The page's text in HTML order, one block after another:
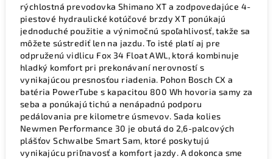
rýchlostná prevodovka Shimano XT a zodpovedajúce 4-
piestové hydraulické kotúčové brzdy XT ponúkajú
jednoduché použitie a výnimočnú spoľahlivosť, takže sa
môžete sústrediť len na jazdu. To isté platí aj pre
odpruženú vidlicu Fox 34 Float AWL, ktorá kombinuje
hladký komfort pri prekonávaní nerovností s
vynikajúcou presnosťou riadenia. Pohon Bosch CX a
batéria PowerTube s kapacitou 800 Wh hovoria samy za
seba a ponúkajú tichú a nenápadnú podporu
pedálovania pre kilometre úsmevov. Sada kolies
Newmen Performance 30 je obutá do 2,6-palcových
plášťov Schwalbe Smart Sam, ktoré poskytujú
vynikajúcu priľnavosť a komfort jazdy. A dokonca sme